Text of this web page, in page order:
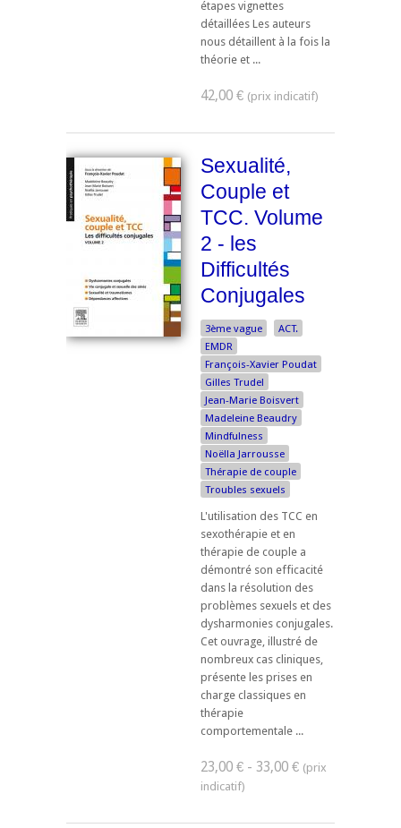
étapes vignettes
détaillées Les auteurs
nous détaillent à la fois la
théorie et ...
42,00 €
Sexualité,
Couple et
TCC. Volume
2 - les
Difficultés
Conjugales
3ème vague
ACT.
EMDR
François-Xavier Poudat
Gilles Trudel
Jean-Marie Boisvert
Madeleine Beaudry
Mindfulness
Noëlla Jarrousse
Thérapie de couple
Troubles sexuels
L'utilisation des TCC en
sexothérapie et en
thérapie de couple a
démontré son efficacité
dans la résolution des
problèmes sexuels et des
dysharmonies conjugales.
Cet ouvrage, illustré de
nombreux cas cliniques,
présente les prises en
charge classiques en
thérapie
comportementale ...
23,00 € - 33,00 €